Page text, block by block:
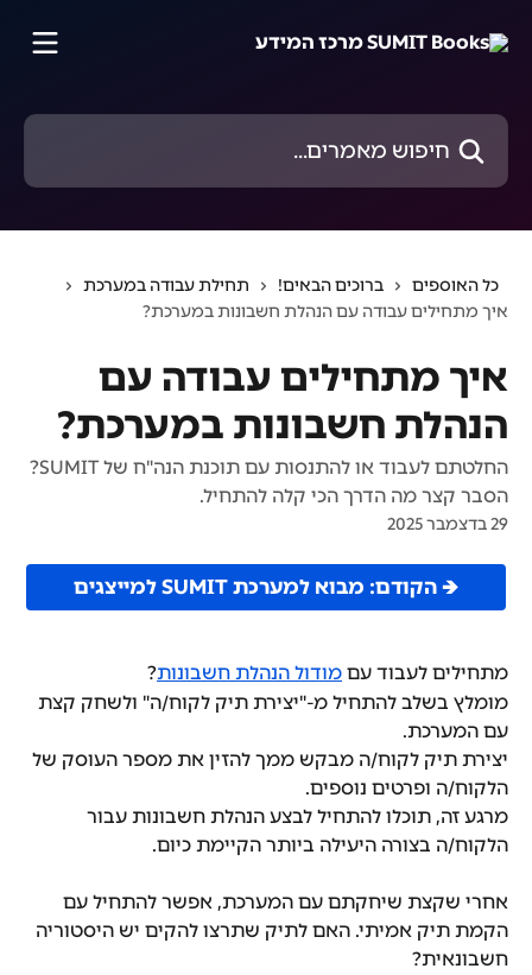
חיפוש מאמרים...
כל האוספים ברוכים הבאים!
תחילת עבודה במערכת
איך מתחילים עבודה עם הנהלת חשבונות במערכת?
איך מתחילים עבודה עם
הנהלת חשבונות במערכת?
החלטתם לעבוד או להתנסות עם תוכנת הנה"ח של SUMIT?
הסבר קצר מה הדרך הכי קלה להתחיל.
29 בדצמבר 2025
🡺 הקודם: מבוא למערכת SUMIT למייצגים
מתחילים לעבוד עם מודול הנהלת חשבונות?
מומלץ בשלב להתחיל מ-"יצירת תיק לקוח/ה" ולשחק קצת
עם המערכת.
יצירת תיק לקוח/ה מבקש ממך להזין את מספר העוסק של
הלקוח/ה ופרטים נוספים.
מרגע זה, תוכלו להתחיל לבצע הנהלת חשבונות עבור
הלקוח/ה בצורה היעילה ביותר הקיימת כיום.
אחרי שקצת שיחקתם עם המערכת, אפשר להתחיל עם
הקמת תיק אמיתי. האם לתיק שתרצו להקים יש היסטוריה
חשבונאית?